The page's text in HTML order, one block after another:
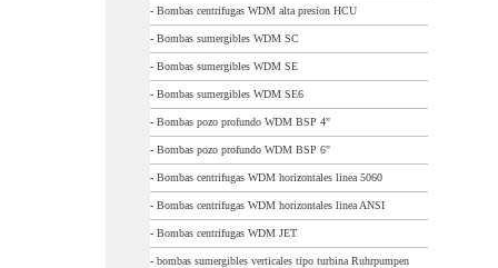
- Bombas centrifugas WDM alta presion HCU
- Bombas sumergibles WDM SC
- Bombas sumergibles WDM SE
- Bombas sumergibles WDM SE6
- Bombas pozo profundo WDM BSP 4"
- Bombas pozo profundo WDM BSP 6"
- Bombas centrifugas WDM horizontales linea 5060
- Bombas centrifugas WDM horizontales linea ANSI
- Bombas centrifugas WDM JET
- bombas sumergibles verticales tipo turbina Ruhrpumpen